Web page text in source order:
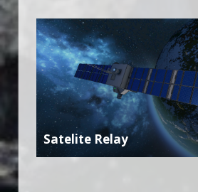
Satelite Relay